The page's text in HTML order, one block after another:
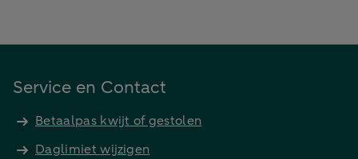
Service en Contact
Betaalpas kwijt of gestolen
Daglimiet wijzigen